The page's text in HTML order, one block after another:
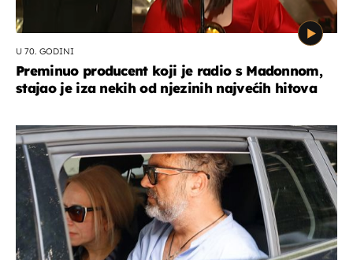
U 70. GODINI
Preminuo producent koji je radio s Madonnom,
stajao je iza nekih od njezinih najvećih hitova